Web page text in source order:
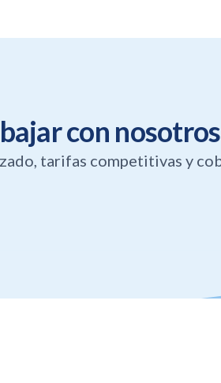
con
tarifas competitivas y